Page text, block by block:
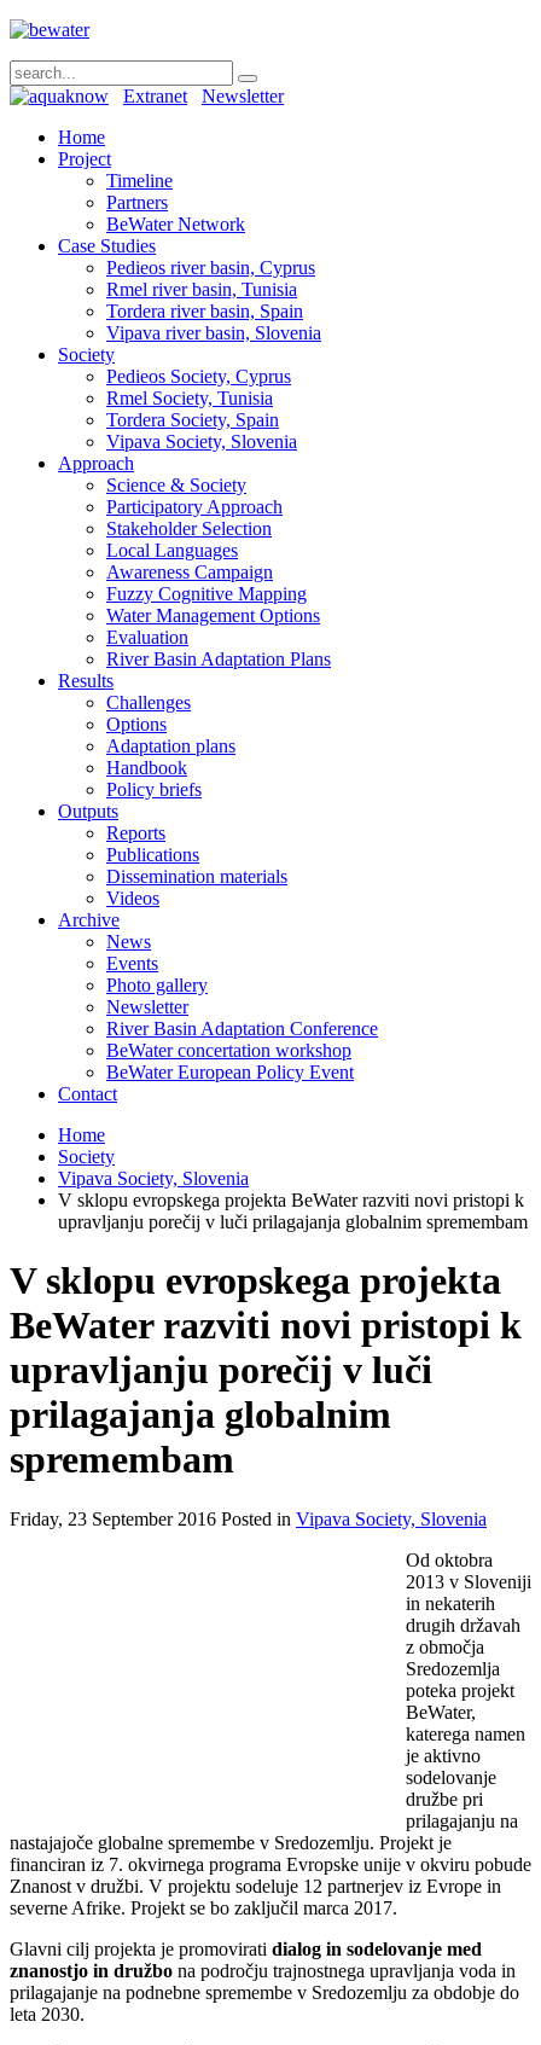
Extranet
Newsletter
Home
Project
Timeline
Partners
BeWater Network
Case Studies
Pedieos river basin, Cyprus
Rmel river basin, Tunisia
Tordera river basin, Spain
Vipava river basin, Slovenia
Society
Pedieos Society, Cyprus
Rmel Society, Tunisia
Tordera Society, Spain
Vipava Society, Slovenia
Approach
Science & Society
Participatory Approach
Stakeholder Selection
Local Languages
Awareness Campaign
Fuzzy Cognitive Mapping
Water Management Options
Evaluation
River Basin Adaptation Plans
Results
Challenges
Options
Adaptation plans
Handbook
Policy briefs
Outputs
Reports
Publications
Dissemination materials
Videos
Archive
News
Events
Photo gallery
Newsletter
River Basin Adaptation Conference
BeWater concertation workshop
BeWater European Policy Event
Contact
Home
Society
Vipava Society, Slovenia
V sklopu evropskega projekta BeWater razviti novi pristopi k
upravljanju porečij v luči prilagajanja globalnim spremembam
V sklopu evropskega projekta
BeWater razviti novi pristopi k
upravljanju porečij v luči
prilagajanja globalnim
spremembam
Friday, 23 September 2016 Posted in Vipava Society, Slovenia
Od oktobra
2013 v Sloveniji
in nekaterih
drugih državah
z območja
Sredozemlja
poteka projekt
BeWater,
katerega namen
je aktivno
sodelovanje
družbe pri
prilagajanju na
nastajajoče globalne spremembe v Sredozemlju. Projekt je
financiran iz 7. okvirnega programa Evropske unije v okviru pobude
Znanost v družbi. V projektu sodeluje 12 partnerjev iz Evrope in
severne Afrike. Projekt se bo zaključil marca 2017.
Glavni cilj projekta je promovirati dialog in sodelovanje med
znanostjo in družbo na področju trajnostnega upravljanja voda in
prilagajanje na podnebne spremembe v Sredozemlju za obdobje do
leta 2030.